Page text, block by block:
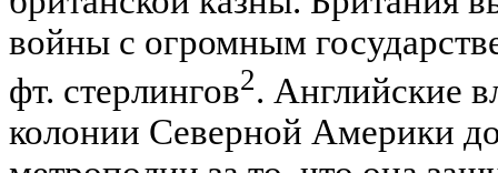
войны с огромным
фт. стерлингов2. Английские
колонии Северной Америки